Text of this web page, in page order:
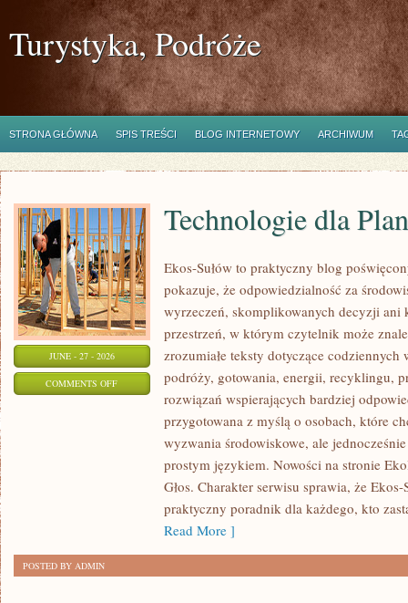
Turystyka, Podróże
STRONA GŁÓWNA SPIS TREŚCI BLOG INTERNETOWY ARCHIWUM
JUNE - 27 - 2026
COMMENTS OFFON
TECHNOLOGIE
Technologie dla
Ekos-Sułów to praktyczny blog
pokazuje, że odpowiedzialność za
wyrzeczeń, skomplikowanych decyzji ani
przestrzeń, w którym czytelnik może
zrozumiałe teksty dotyczące
podróży, gotowania, energii, recyklingu,
rozwiązań wspierających bardziej
przygotowana z myślą o osobach, które
wyzwania środowiskowe, ale
prostym językiem. Nowości na stronie
Głos. Charakter serwisu sprawia, że
praktyczny poradnik dla każdego, kto
Read More ]
POSTED BY ADMIN